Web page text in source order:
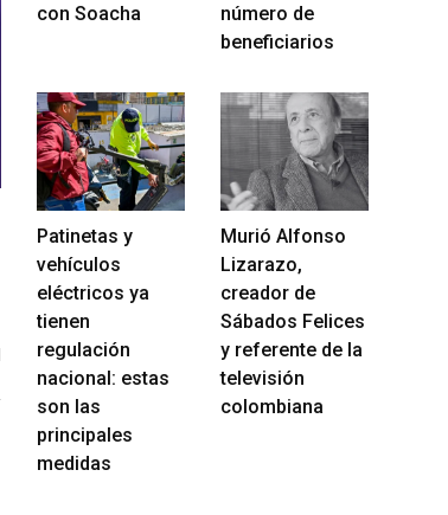
con Soacha
número de
beneficiarios
Patinetas y
vehículos
eléctricos ya
tienen
regulación
nacional: estas
son las
principales
medidas
Murió Alfonso
Lizarazo,
creador de
Sábados Felices
y referente de la
televisión
colombiana